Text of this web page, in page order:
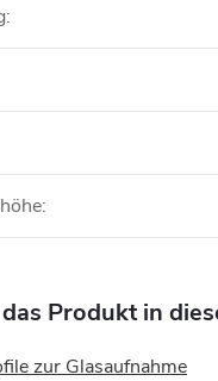
:
:
Produkt in
zur Glasaufnahme